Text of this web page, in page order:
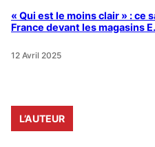
« Qui est le moins clair » : ce
France devant les magasins
12 Avril 2025
L’AUTEUR